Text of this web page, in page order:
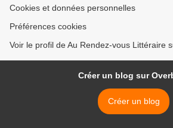
Cookies et données personnelles
Préférences cookies
Voir le profil de Au Rendez-vous Littéraire
Créer un blog sur
Créer un blog